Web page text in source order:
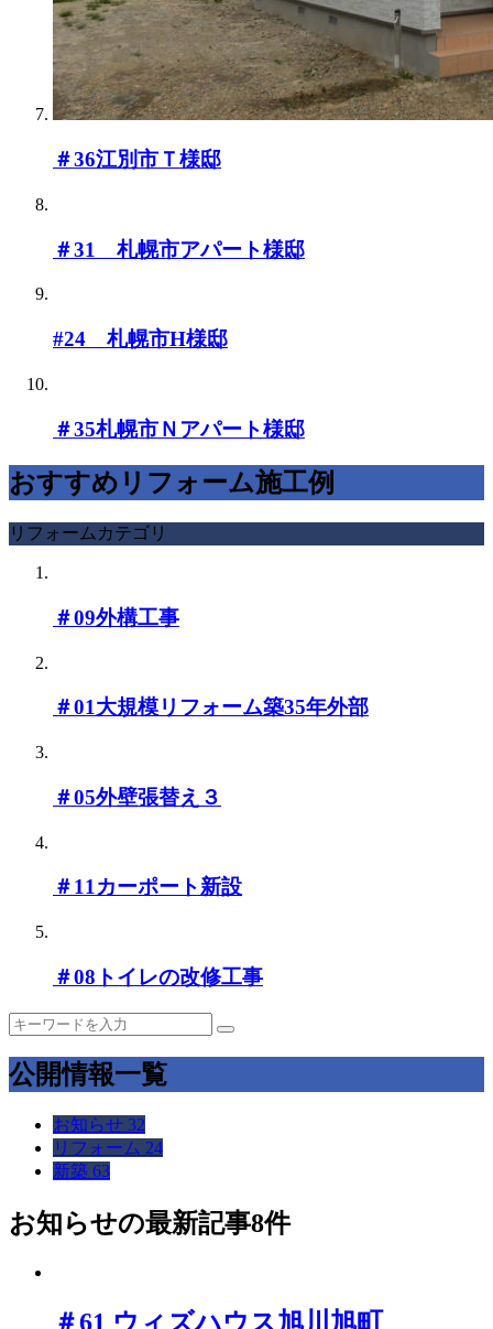
＃36江別市Ｔ様邸
＃31 札幌市アパート様邸
#24 札幌市H様邸
＃35札幌市Ｎアパート様邸
おすすめリフォーム施工例
リフォームカテゴリ
＃09外構工事
＃01大規模リフォーム築35年外部
＃05外壁張替え３
＃11カーポート新設
＃08トイレの改修工事
公開情報一覧
お知らせ 32
リフォーム 24
新築 63
お知らせの最新記事8件
＃61 ウィズハウス旭川旭町